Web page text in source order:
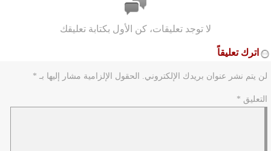
لا توجد تعليقات، كن الأول بكتابة تعليقك
اترك تعليقاً
لن يتم نشر عنوان بريدك الإلكتروني. الحقول الإلزامية مشار إليها بـ *
التعليق *